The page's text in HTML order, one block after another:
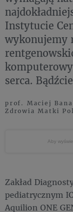
Instytucie
wykonujemy
serca.
prof. Maciej
Zdrowia Matki
Aby
Zakład
pediatrycznym
Aquilion ONE